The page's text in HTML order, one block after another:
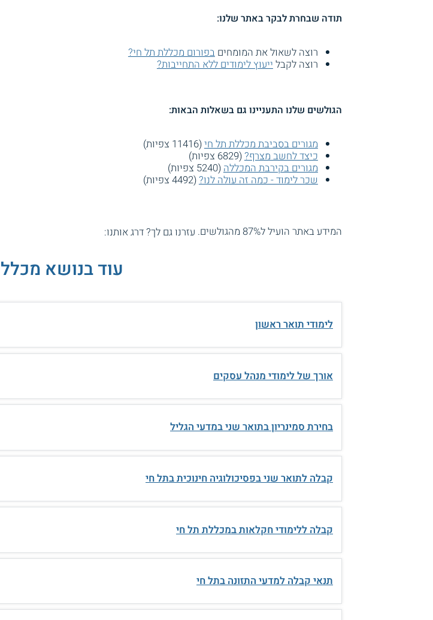
תודה שבחרת לבקר באתר שלנו:
רוצה לשאול את המומחיםבפורום מכללת תל חי?
רוצה לקבל ייעוץ לימודים ללא התחייבות?
הגולשים שלנו התעניינו גם בשאלות הבאות:
מגורים בסביבת מכללת תל חי(11416 צפיות)
כיצד לחשב מצרף?(6829 צפיות)
מגורים בקירבת המכללה (5240 צפיות)
שכר לימוד - כמה זה עולה לנו?(4492 צפיות)
המידע באתר הועיל ל87% מהגולשים. עזרנו גם לך? דרג אותנו:
עוד בנושא
לימודי תואר ראשון
אורך של לימודי מנהל עסקים
בחירת סמינריון בתואר שני במדעי הגליל
קבלה לתואר שני בפסיכולוגיה חינוכית בתל חי
קבלה ללימודי חקלאות במכללת תל חי
תנאי קבלה למדעי התזונה בתל חי